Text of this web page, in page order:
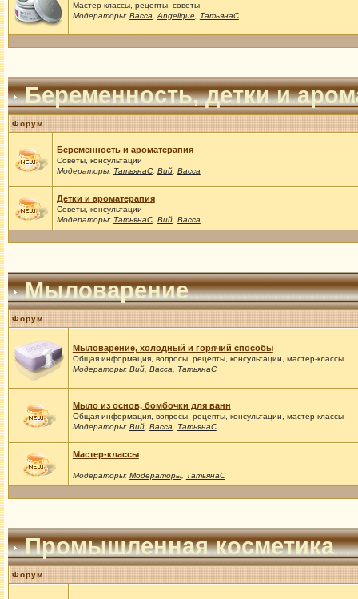
Мастер-классы, рецепты, советы
Модераторы: Васса Angelique, ТатьянаС
Беременность, детки и
Форум
Беременность и ароматерапия
Советы, консультации
Модераторы: ТатьянаС, Вий, Васса
Детки и ароматерапия
Советы, консультации
Модераторы: ТатьянаС, Вий, Васса
Мыловарение
Форум
Мыловарение, холодный и горячий способы
Общая информация, вопросы, рецепты, консультации, мастер-классы
Модераторы: Вий, Васса ТатьянаС
Мыло из основ, бомбочки для ванн
Общая информация, вопросы, рецепты, консультации, мастер-классы
Модераторы: Вий, Васса ТатьянаС
Мастер-классы
Модераторы: Модераторы, ТатьянаС
Промышленная косметика
Форум